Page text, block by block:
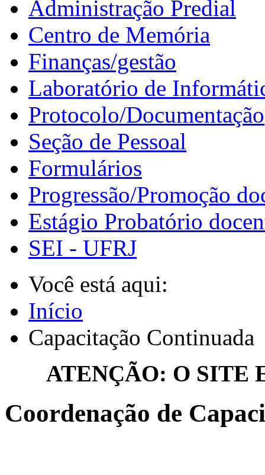
Administração Predial
Centro de Memória
Finanças/gestão
Laboratório de
Protocolo/Documentação
Seção de Pessoal
Formulários
Progressão/Promoção
Estágio Probatório
SEI - UFRJ
Você está aqui:
Início
Capacitação Continuada
ATENÇÃO: O SITE
Coordenação de